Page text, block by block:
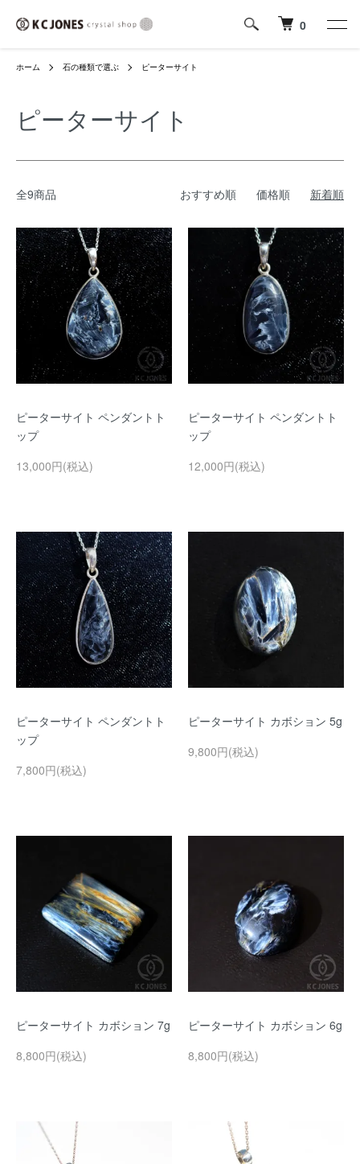
0
ホーム 石の種類で選ぶ ピーターサイト
ピーターサイト
全9商品 おすすめ順 価格順 新着順
ピーターサイト ペンダントト
ップ
13,000円(税込)
ピーターサイト ペンダントト
ップ
12,000円(税込)
ピーターサイト ペンダントト
ップ
7,800円(税込)
ピーターサイト カボション 5g
9,800円(税込)
ピーターサイト カボション 7g
8,800円(税込)
ピーターサイト カボション 6g
8,800円(税込)